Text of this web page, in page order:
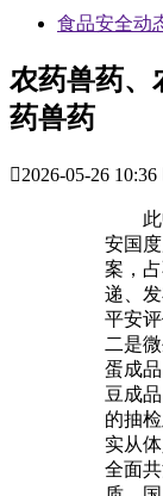
食品安全动
农药兽药、
药兽药
2026-05-26 10:36
此中
安国
案，
递、
平安
二是
蛋成
豆成
的抽
实从
全面